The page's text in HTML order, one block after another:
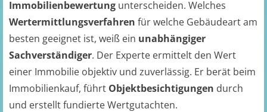
Immobilienbewertung unterscheiden. Welches
Wertermittlungsverfahren für welche Gebäudeart am
besten geeignet ist, weiß ein unabhängiger
Sachverständiger. Der Experte ermittelt den Wert
einer Immobilie objektiv und zuverlässig. Er berät beim
Immobilienkauf, führt Objektbesichtigungen durch
und erstellt fundierte Wertgutachten.